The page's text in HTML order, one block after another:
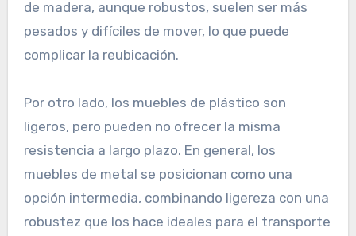
de madera, aunque robustos, suelen ser más
pesados y difíciles de mover, lo que puede
complicar la reubicación.
Por otro lado, los muebles de plástico son
ligeros, pero pueden no ofrecer la misma
resistencia a largo plazo. En general, los
muebles de metal se posicionan como una
opción intermedia, combinando ligereza con una
robustez que los hace ideales para el transporte